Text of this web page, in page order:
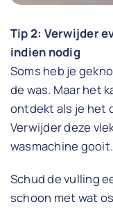
Tip 2: Verwijder
indien nodig
Soms heb je
de was. Maar het
ontdekt als je het
Verwijder deze
wasmachine gooit.
Schud de vulling
schoon met wat